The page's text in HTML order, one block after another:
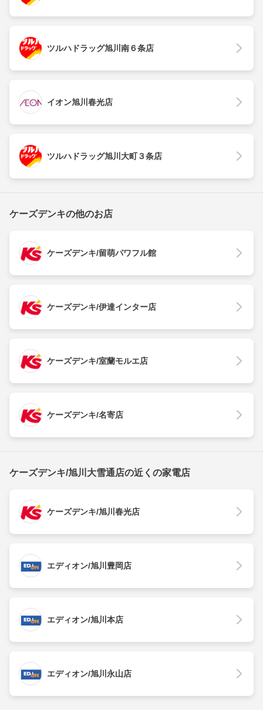
ツルハドラッグ旭川南６条店
イオン旭川春光店
ツルハドラッグ旭川大町３条店
ケーズデンキの他のお店
ケーズデンキ/留萌パワフル館
ケーズデンキ/伊達インター店
ケーズデンキ/室蘭モルエ店
ケーズデンキ/名寄店
ケーズデンキ/旭川大雪通店の近くの家電店
ケーズデンキ/旭川春光店
エディオン/旭川豊岡店
エディオン/旭川本店
エディオン/旭川永山店